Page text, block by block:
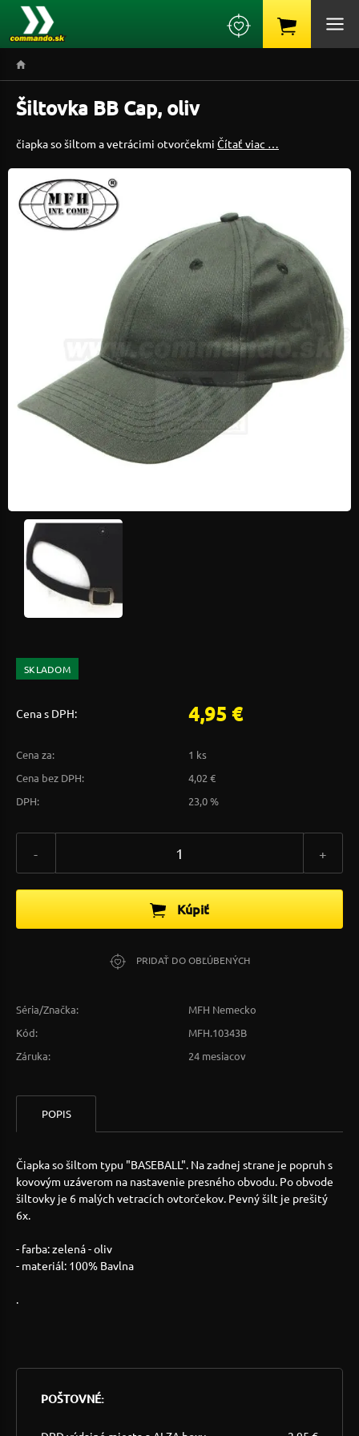
Šiltovka BB Cap, oliv
čiapka so šiltom a vetrácimi otvorčekmi Čítať viac …
SKLADOM
Cena s DPH: 4,95 €
Cena za:
1 ks
Cena bez DPH:
4,02 €
DPH:
23,0 %
- +
Kúpiť
PRIDAŤ DO OBĽÚBENÝCH
Séria/Značka:
MFH Nemecko
Kód:
MFH.10343B
Záruka:
24 mesiacov
POPIS
Čiapka so šiltom typu "BASEBALL". Na zadnej strane je popruh s
kovovým uzáverom na nastavenie presného obvodu. Po obvode
šiltovky je 6 malých vetracích ovtorčekov. Pevný šilt je prešitý
6x.
- farba: zelená - oliv
- materiál: 100% Bavlna
.
POŠTOVNÉ: